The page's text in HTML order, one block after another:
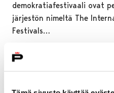
demokratiafestivaali ovat
järjestön nimeltä The
Festivals…